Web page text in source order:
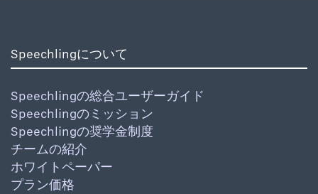
Speechlingについて
Speechlingの総合ユーザーガイド
Speechlingのミッション
Speechlingの奨学金制度
チームの紹介
ホワイトペーパー
プラン価格